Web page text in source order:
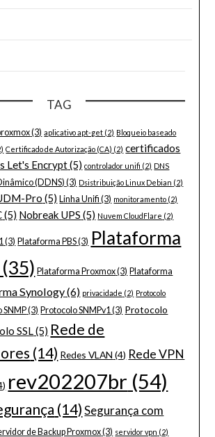
TAG
(3) aplicativo apt-get (2) Bloqueio baseado
Certificado de Autorização (CA) (2) certificados
Let's Encrypt(5) controlador unifi (2) DNS
(DDNS) (3) Dsistribuição Linux Debian (2)
Pro (5) Linha Unifi (3) monitoramento (2)
(5) Nobreak UPS (5) Nuvem CloudFlare (2)
(3) Plataforma PBS(3) Plataforma
(35) Plataforma Proxmox(3) Plataforma
Synology(6) privacidade (2) Protocolo
SNMP(3) Protocolo SNMPv1 (3) Protocolo
SSL(5) Rede de
(14) Redes VLAN (4) Rede VPN
rev202207br (54)
(14) Segurança com
de Backup Proxmox(3) servidor vpn (2)